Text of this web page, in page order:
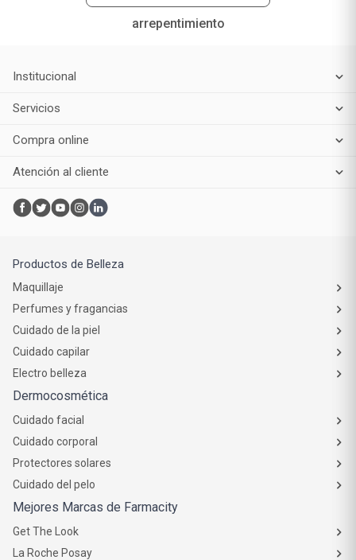
arrepentimiento
Institucional
Servicios
Compra online
Atención al cliente
Productos de Belleza
Maquillaje
Perfumes y fragancias
Cuidado de la piel
Cuidado capilar
Electro belleza
Dermocosmética
Cuidado facial
Cuidado corporal
Protectores solares
Cuidado del pelo
Mejores Marcas de Farmacity
Get The Look
La Roche Posay